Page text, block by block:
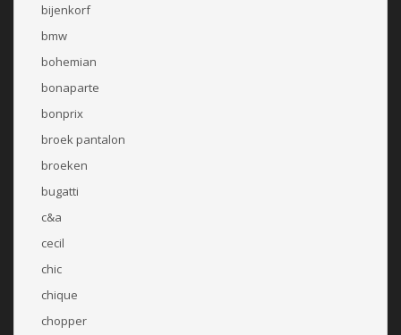
bijenkorf
bmw
bohemian
bonaparte
bonprix
broek pantalon
broeken
bugatti
c&a
cecil
chic
chique
chopper